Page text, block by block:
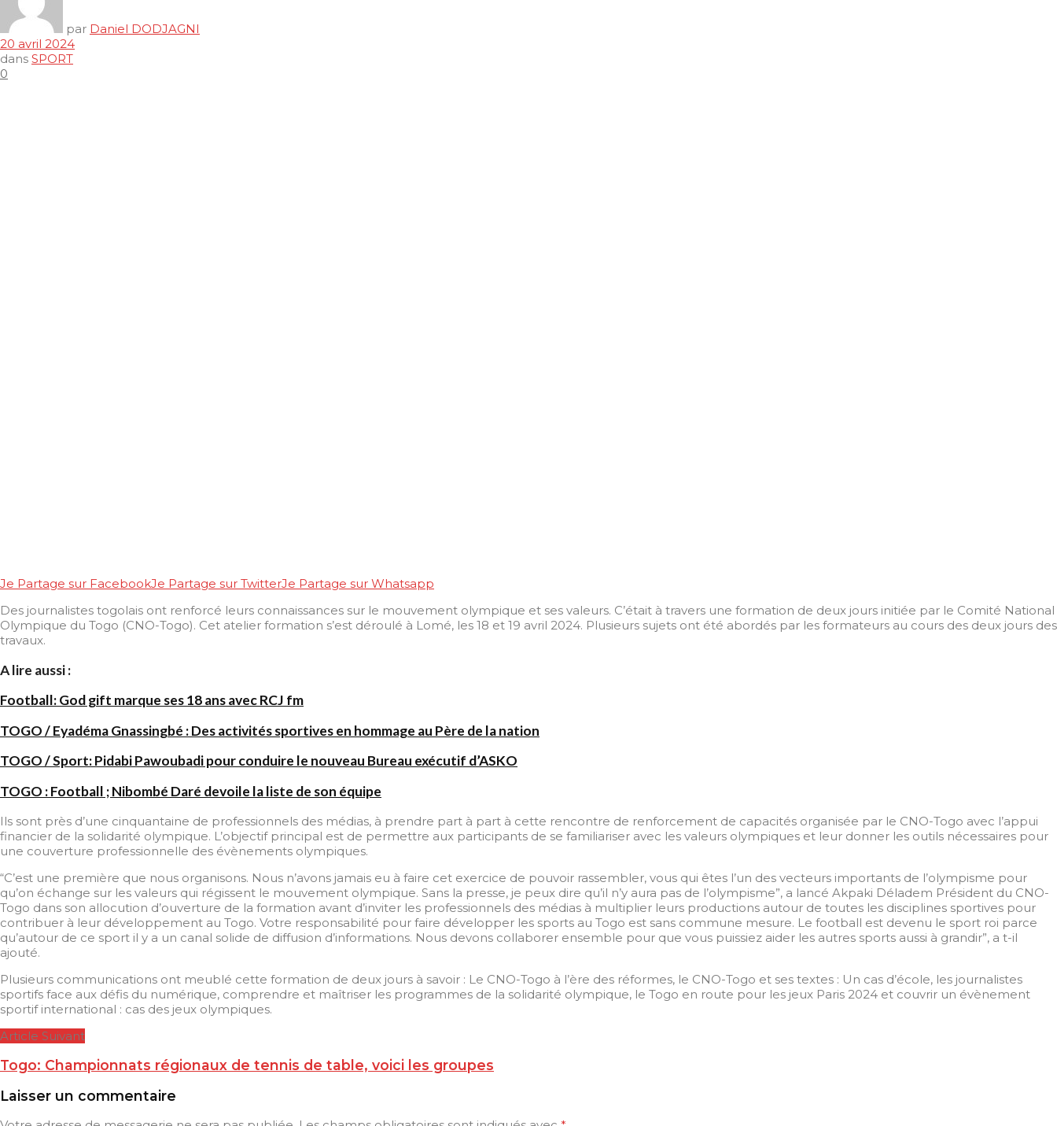
par Daniel DODJAGNI
20 avril 2024
dans SPORT
0
Je Partage sur FacebookJe Partage sur TwitterJe Partage sur Whatsapp
Des journalistes togolais ont renforcé leurs connaissances sur le mouvement olympique et ses valeurs. C’était à travers une formation de deux jours initiée par le Comité National
Olympique du Togo (CNO-Togo). Cet atelier formation s’est déroulé à Lomé, les 18 et 19 avril 2024. Plusieurs sujets ont été abordés par les formateurs au cours des deux jours des
travaux.
A lire aussi :
Football: God gift marque ses 18 ans avec RCJ fm
TOGO / Eyadéma Gnassingbé : Des activités sportives en hommage au Père de la nation
TOGO / Sport: Pidabi Pawoubadi pour conduire le nouveau Bureau exécutif d’ASKO
TOGO : Football ; Nibombé Daré devoile la liste de son équipe
Ils sont près d’une cinquantaine de professionnels des médias, à prendre part à part à cette rencontre de renforcement de capacités organisée par le CNO-Togo avec l’appui
financier de la solidarité olympique. L’objectif principal est de permettre aux participants de se familiariser avec les valeurs olympiques et leur donner les outils nécessaires pour
une couverture professionnelle des évènements olympiques.
“C’est une première que nous organisons. Nous n’avons jamais eu à faire cet exercice de pouvoir rassembler, vous qui êtes l’un des vecteurs importants de l’olympisme pour
qu’on échange sur les valeurs qui régissent le mouvement olympique. Sans la presse, je peux dire qu’il n’y aura pas de l’olympisme”, a lancé Akpaki Déladem Président du CNO-
Togo dans son allocution d’ouverture de la formation avant d’inviter les professionnels des médias à multiplier leurs productions autour de toutes les disciplines sportives pour
contribuer à leur développement au Togo. Votre responsabilité pour faire développer les sports au Togo est sans commune mesure. Le football est devenu le sport roi parce
qu’autour de ce sport il y a un canal solide de diffusion d’informations. Nous devons collaborer ensemble pour que vous puissiez aider les autres sports aussi à grandir”, a t-il
ajouté.
Plusieurs communications ont meublé cette formation de deux jours à savoir : Le CNO-Togo à l’ère des réformes, le CNO-Togo et ses textes : Un cas d’école, les journalistes
sportifs face aux défis du numérique, comprendre et maîtriser les programmes de la solidarité olympique, le Togo en route pour les jeux Paris 2024 et couvrir un évènement
sportif international : cas des jeux olympiques.
Article Suivant
Togo: Championnats régionaux de tennis de table, voici les groupes
Laisser un commentaire